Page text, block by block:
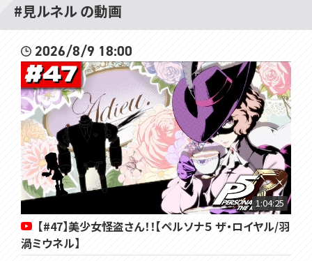
#見ルネル の動画
2026/8/9 18:00
1:04:25
【#47】美少女怪盗さん！！【ペルソナ５ ザ・ロイヤル/羽
渦ミウネル】